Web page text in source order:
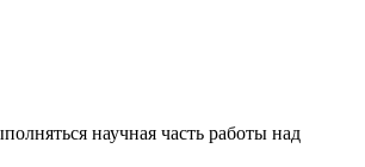
научная часть работы над